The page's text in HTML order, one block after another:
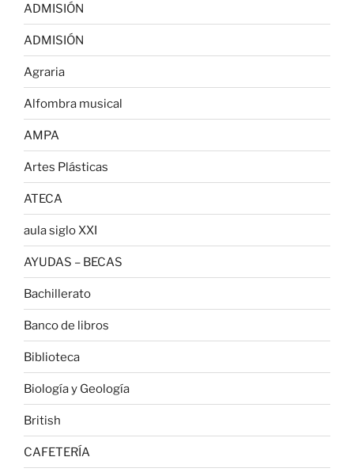
ADMISIÓN
ADMISIÓN
Agraria
Alfombra musical
AMPA
Artes Plásticas
ATECA
aula siglo XXI
AYUDAS – BECAS
Bachillerato
Banco de libros
Biblioteca
Biología y Geología
British
CAFETERÍA